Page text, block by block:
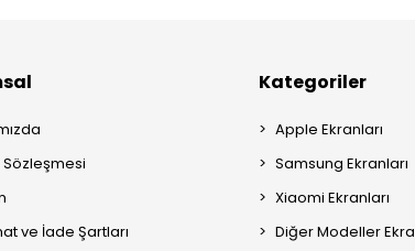
Sözleşmesi
ve İade Şartları
Kategoriler
Apple Ekranları
Samsung Ekranları
Xiaomi Ekranları
Diğer Modeller